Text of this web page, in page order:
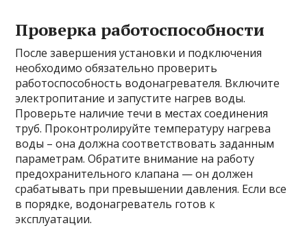
Проверка работоспособности
После завершения установки и подключения
необходимо обязательно проверить
работоспособность водонагревателя. Включите
электропитание и запустите нагрев воды.
Проверьте наличие течи в местах соединения
труб. Проконтролируйте температуру нагрева
воды – она должна соответствовать заданным
параметрам. Обратите внимание на работу
предохранительного клапана — он должен
срабатывать при превышении давления. Если все
в порядке, водонагреватель готов к
эксплуатации.